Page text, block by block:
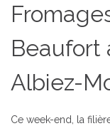
Beaufort
Albiez-
Ce week-end, la